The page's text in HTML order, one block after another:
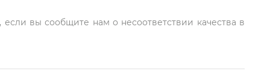
вы сообщите нам о несоответствии качества в